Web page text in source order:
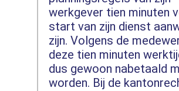
werkgever tien minuten
start van zijn dienst
zijn. Volgens de
deze tien minuten
dus gewoon nabetaald
worden. Bij de